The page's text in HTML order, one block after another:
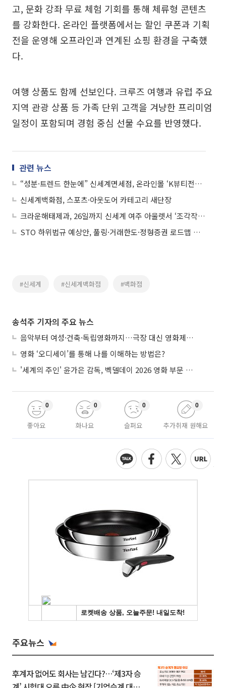
고, 문화 강좌 무료 체험 기회를 통해 체류형 콘텐츠
를 강화한다. 온라인 플랫폼에서는 할인 쿠폰과 기획
전을 운영해 오프라인과 연계된 쇼핑 환경을 구축했
다.
여행 상품도 함께 선보인다. 크루즈 여행과 유럽 주요
지역 관광 상품 등 가족 단위 고객을 겨냥한 프리미엄
일정이 포함되며 경험 중심 선물 수요를 반영했다.
관련 뉴스
“성분·트렌드 한눈에” 신세계면세점, 온라인몰 ‘K뷰티전문관’ 오픈
신세계백화점, 스포츠·아웃도어 카테고리 새단장
크라운해태제과, 26일까지 신세계 여주 아울렛서 ‘조각작품 오픈마켓’
STO 하위법규 예상안, 풀링·거래한도·정형증권 로드맵 제시
#신세계 #신세계백화점 #백화점
송석주 기자의 주요 뉴스
음악부터 여성·건축·독립영화까지…극장 대신 영화제로 즐기는 스크린 여행
영화 ‘오디세이’를 통해 나를 이해하는 방법은?
'세계의 주인' 윤가은 감독, 벡델데이 2026 영화 부문 벡델리안 감독 선정
좋아요
0
화나요
0
슬퍼요
0
추가취재 원해요
0
주요뉴스
후계자 없어도 회사는 남긴다?…‘제3자 승